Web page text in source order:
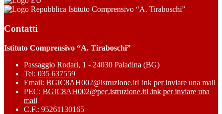
Istituto Comprensivo “A. Tiraboschi”
Contatti
Istituto Comprensivo “A. Tiraboschi”
Passaggio Rodari, 1 - 24030 Paladina (BG)
Tel: 035 637559
Email: BGIC8AH002@istruzione.itLink per inviare una mail
PEC: BGIC8AH002@pec.istruzione.itLink per inviare una
mail
C.F.: 95261130165